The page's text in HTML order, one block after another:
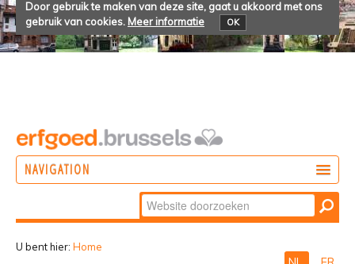
Door gebruik te maken van deze site, gaat u akkoord met ons
gebruik van cookies. Meer informatie OK
NAVIGATION
Zoek
Geavanceerd
U bent hier: Home